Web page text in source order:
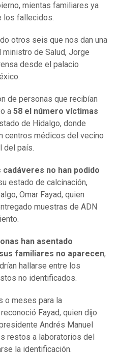
mientas familiares ya
los fallecidos.
otros seis que nos dan una
de Salud, Jorge
desde el palacio
de personas que recibían
a 58 el número víctimas
de Hidalgo, donde
centros médicos del vecino
del país.
cadáveres no han podido
estado de calcinación,
Omar Fayad, quien
muestras de ADN
han asentado
familiares no aparecen,
hallarse entre los
no identificados.
o meses para la
Fayad, quien dijo
Andrés Manuel
restos a laboratorios del
la identificación.